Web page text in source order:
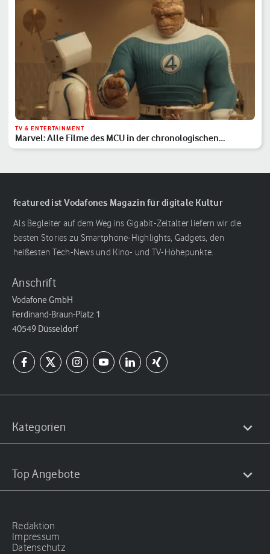
TV & ENTERTAINMENT
Marvel: Alle Filme des MCU in der chronologischen
Reihenfolge
featured ist Vodafones Magazin für digitale Kultur
Als Begleiter auf dem Weg ins Gigabit-Zeitalter liefern wir die
besten Stories zu Smartphone-Highlights, Gadgets, den
heißesten Tech-News und Kino- und TV-Höhepunkte.
Anschrift
Vodafone GmbH
Ferdinand-Braun-Platz 1
40549 Düsseldorf
Kategorien
Top Angebote
Redaktion
Impressum
Datenschutz